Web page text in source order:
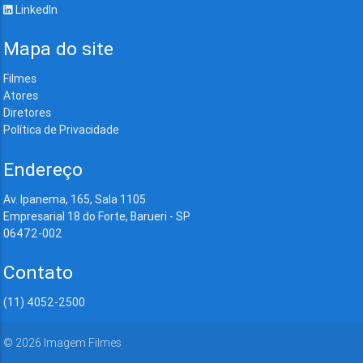
LinkedIn
Mapa do site
Filmes
Atores
Diretores
Política de Privacidade
Endereço
Av. Ipanema, 165, Sala 1105
Empresarial 18 do Forte, Barueri - SP
06472-002
Contato
(11) 4052-2500
© 2026 Imagem Filmes